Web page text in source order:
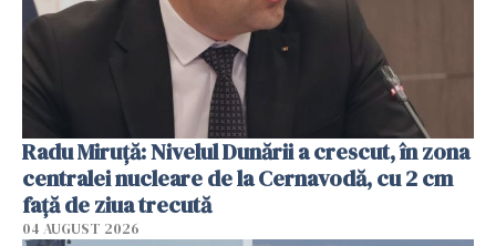
Radu Miruţă: Nivelul Dunării a crescut, în zona
centralei nucleare de la Cernavodă, cu 2 cm
faţă de ziua trecută
04 AUGUST 2026